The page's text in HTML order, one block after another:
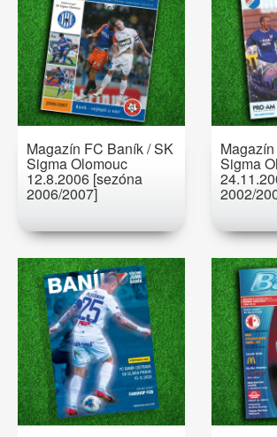
Magazín FC Baník / SK
Sigma Olomouc
12.8.2006 [sezóna
2006/2007]
Sigma
2002/